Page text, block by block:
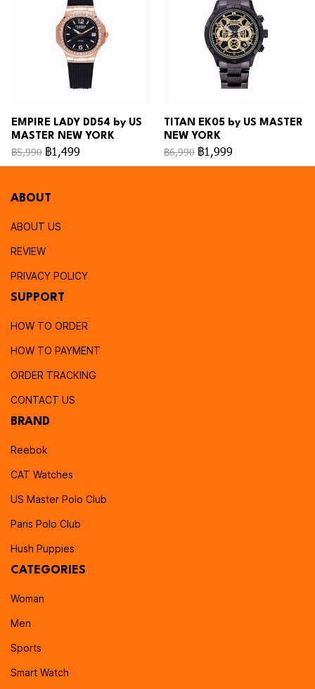
EMPIRE LADY DD54 by US
MASTER NEW YORK
฿5,990 ฿1,499
TITAN EK05 by US MASTER
NEW YORK
฿6,990 ฿1,999
ABOUT
ABOUT US
REVIEW
PRIVACY POLICY
SUPPORT
HOW TO ORDER
HOW TO PAYMENT
ORDER TRACKING
CONTACT US
BRAND
Reebok
CAT Watches
US Master Polo Club
Paris Polo Club
Hush Puppies
CATEGORIES
Woman
Men
Sports
Smart Watch